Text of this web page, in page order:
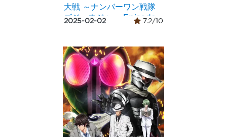
大戦 ～ナンバーワン戦隊
ゴジュウジャー Episode
2025-02-02 7.2/10